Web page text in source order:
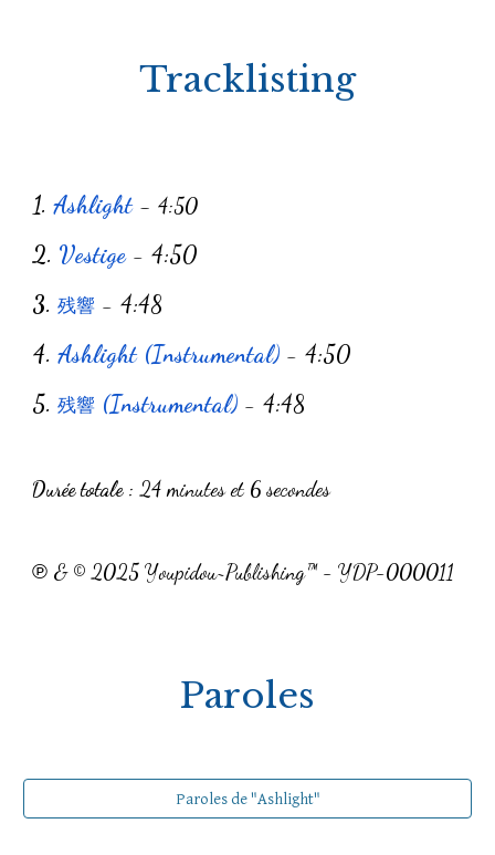
Tracklisting
1.Ashlight -4:50
2. Vestige -4:50
3.残響 -4:48
4.Ashlight (Instrumental) -4:50
5.残響 (Instrumental) -4:48
Durée totale:24 minutes et 6 secondes
℗ & © 2025 Youpidou~Publishing™ - YDP-000011
Paroles
Paroles de "Ashlight"